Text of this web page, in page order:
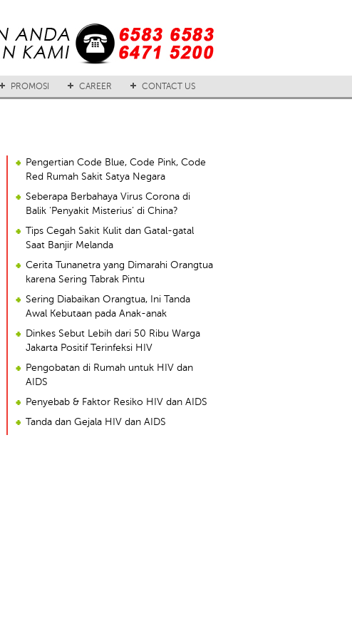
PROMOSI CAREER CONTACT US
Pengertian Code Blue, Code Pink, Code
Red Rumah Sakit Satya Negara
Seberapa Berbahaya Virus Corona di
Balik ‘Penyakit Misterius’ di China?
Tips Cegah Sakit Kulit dan Gatal-gatal
Saat Banjir Melanda
Cerita Tunanetra yang Dimarahi Orangtua
karena Sering Tabrak Pintu
Sering Diabaikan Orangtua, Ini Tanda
Awal Kebutaan pada Anak-anak
Dinkes Sebut Lebih dari 50 Ribu Warga
Jakarta Positif Terinfeksi HIV
Pengobatan di Rumah untuk HIV dan
AIDS
Penyebab & Faktor Resiko HIV dan AIDS
Tanda dan Gejala HIV dan AIDS